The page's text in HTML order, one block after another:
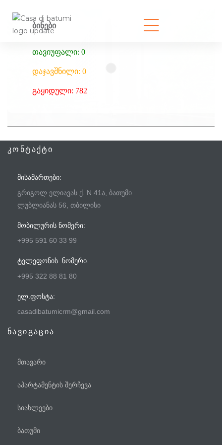
ბინები
თავიუფალი: 0
დაჯავშნილი: 0
გაყიდული: 782
ᲙᲝᲜᲢᲐᲥᲢᲘ
ᲛᲘᲡᲐᲛᲐᲠᲗᲔᲑᲘ:
გრიგოლ ელიავას ქ. N 41ა, ბათუმი
ლუბლიანას 56, თბილისი
ᲛᲝᲑᲘᲚᲣᲠᲘᲡ ᲜᲝᲛᲔᲠᲘ:
+995 591 60 33 99
ᲢᲔᲚᲔᲤᲝᲜᲘᲡ ᲜᲝᲛᲔᲠᲘ:
+995 322 88 81 80
ᲔᲚ.ᲤᲝᲡᲢᲐ:
casadibatumicrm@gmail.com
ნავიგაცია
მთავარი
აპარტამენტის შერჩევა
სიახლეები
ბათუმი